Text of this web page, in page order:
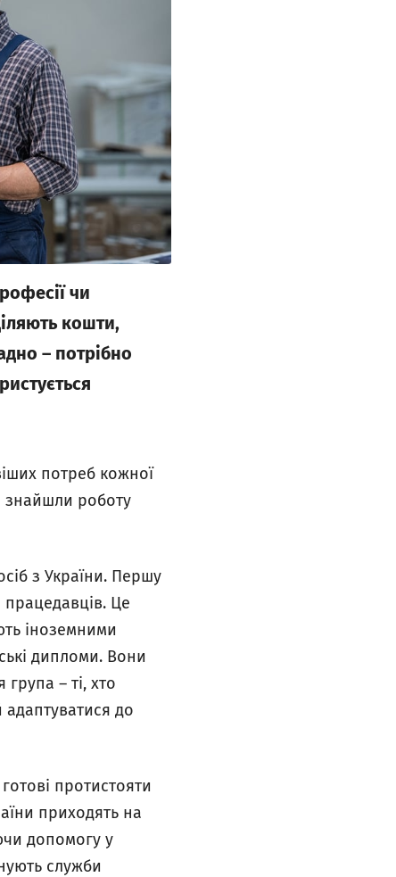
чи
кошти,
– потрібно
потреб кожної
знайшли роботу
з України. Першу
Це
іноземними
дипломи. Вони
– ті, хто
до
протистояти
приходять на
допомогу у
служби